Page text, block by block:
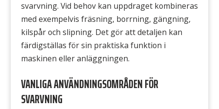
svarvning. Vid behov kan uppdraget kombineras
med exempelvis fräsning, borrning, gängning,
kilspår och slipning. Det gör att detaljen kan
färdigställas för sin praktiska funktion i
maskinen eller anläggningen.
VANLIGA ANVÄNDNINGSOMRÅDEN FÖR
SVARVNING